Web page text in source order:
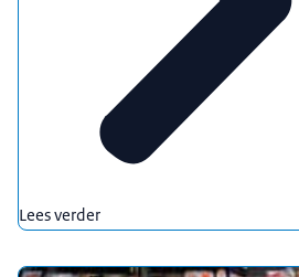
Lees verder